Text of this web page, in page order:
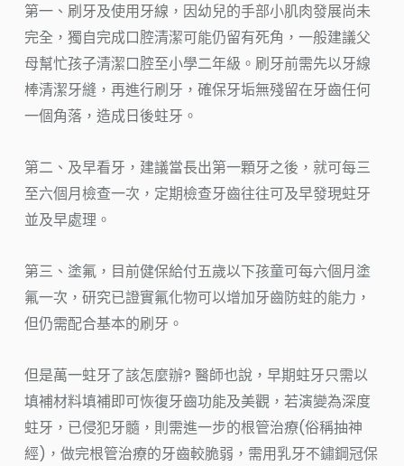
第一、刷牙及使用牙線，因幼兒的手部小肌肉發展尚未
完全，獨自完成口腔清潔可能仍留有死角，一般建議父
母幫忙孩子清潔口腔至小學二年級。刷牙前需先以牙線
棒清潔牙縫，再進行刷牙，確保牙垢無殘留在牙齒任何
一個角落，造成日後蛀牙。
第二、及早看牙，建議當長出第一顆牙之後，就可每三
至六個月檢查一次，定期檢查牙齒往往可及早發現蛀牙
並及早處理。
第三、塗氟，目前健保給付五歲以下孩童可每六個月塗
氟一次，研究已證實氟化物可以增加牙齒防蛀的能力，
但仍需配合基本的刷牙。
但是萬一蛀牙了該怎麼辦? 醫師也說，早期蛀牙只需以
填補材料填補即可恢復牙齒功能及美觀，若演變為深度
蛀牙，已侵犯牙髓，則需進一步的根管治療(俗稱抽神
經)，做完根管治療的牙齒較脆弱，需用乳牙不鏽鋼冠保